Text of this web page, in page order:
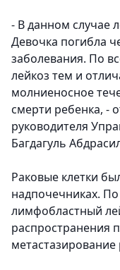
- В данном случае
Девочка погибла
заболевания. По
лейкоз тем и
молниеносное
смерти ребенка, -
руководителя
Багдагуль
Раковые клетки
надпочечниках.
лимфобластный
распространения
метастазирование